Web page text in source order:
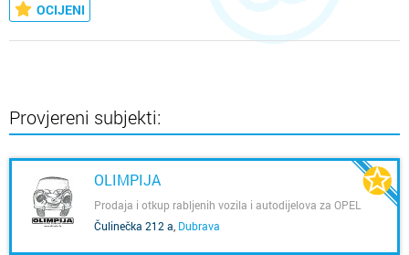
OCIJENI
Provjereni subjekti:
OLIMPIJA
Prodaja i otkup rabljenih vozila i autodijelova za OPEL
vozila
Čulinečka 212 a Dubrava